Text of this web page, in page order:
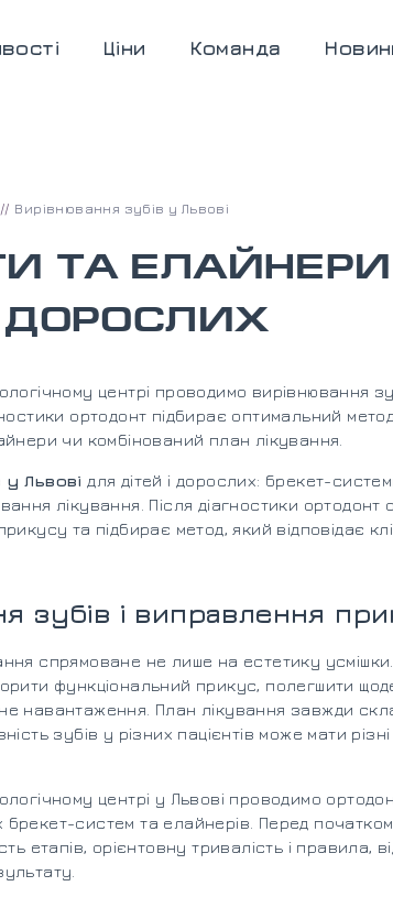
Ціни Команда
Вирівнювання зубів у Львові
ТА
ДОРОСЛИХ
центрі проводимо вирівнювання
ортодонт підбирає оптимальний
чи комбінований план лікування.
у Львові для дітей і дорослих: брекет-
лікування. Після діагностики ортодонт
та підбирає метод, який відповідає
зубів і виправлення
спрямоване не лише на естетику
функціональний прикус, полегшити
навантаження. План лікування завжди
зубів у різних пацієнтів може мати
центрі у Львові проводимо
систем та елайнерів. Перед
етапів, орієнтовну тривалість і правила,